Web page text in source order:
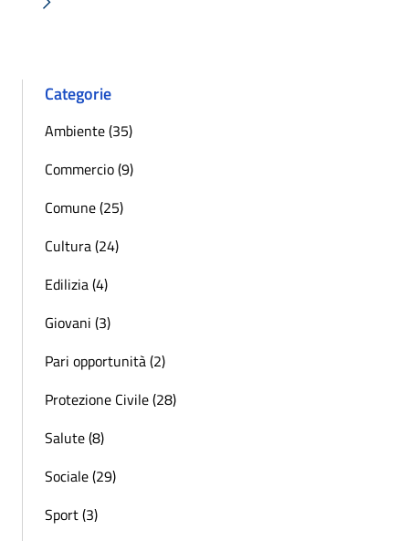
Successiva »
Categorie
Ambiente (35)
Commercio (9)
Comune (25)
Cultura (24)
Edilizia (4)
Giovani (3)
Pari opportunità (2)
Protezione Civile (28)
Salute (8)
Sociale (29)
Sport (3)